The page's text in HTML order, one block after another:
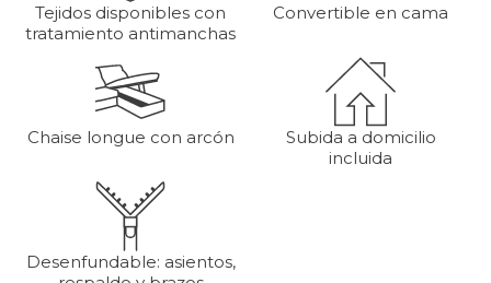
Tejidos disponibles con
tratamiento antimanchas
Convertible en cama
Chaise longue con arcón
Subida a domicilio
incluida
Desenfundable: asientos,